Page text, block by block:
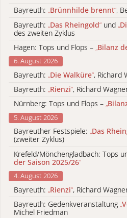
Bayreuth: „Brünnhilde brennt“,
Bayreuth: „Das Rheingold“ und „
des zweiten Zyklus
Hagen: Tops und Flops – „Bilanz
6. August 2026
Bayreuth: „Die Walküre“, Richard
Bayreuth: „Rienzi“, Richard
Nürnberg: Tops und Flops – „
5. August 2026
Bayreuther Festspiele: „Das
(zweiter Zyklus)
Krefeld/Mönchengladbach: Tops
der Saison 2025/26“
4. August 2026
Bayreuth: „Rienzi“, Richard
Bayreuth: Gedenkveranstaltung „
Michel Friedman